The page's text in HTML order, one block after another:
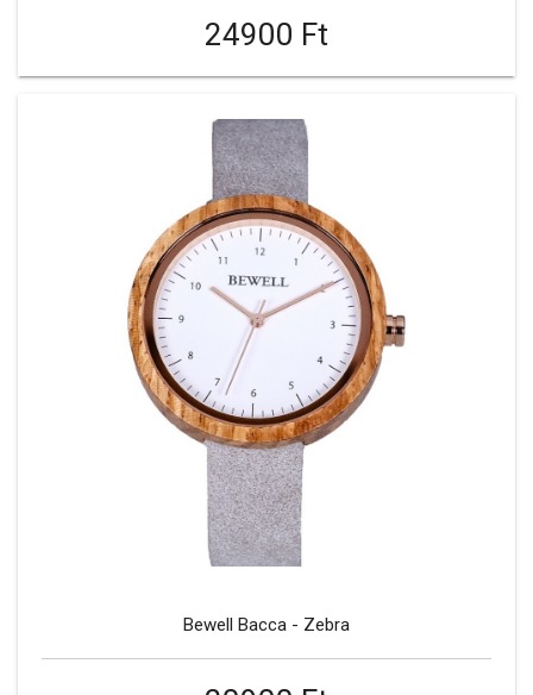
24900 Ft
Bewell Bacca - Zebra